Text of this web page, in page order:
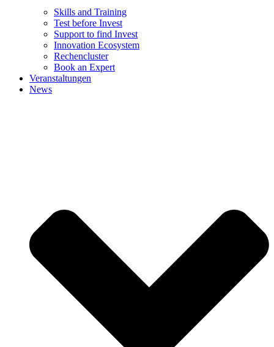
Skills and Training
Test before Invest
Support to find Invest
Innovation Ecosystem
Rechencluster​
Book an Expert
Veranstaltungen
News